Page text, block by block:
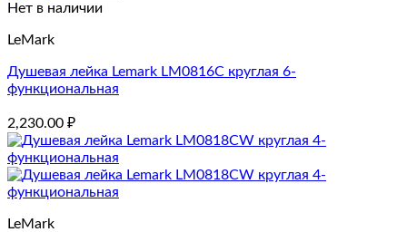
Нет в наличии
LeMark
Душевая лейка Lemark LM0816C круглая 6-
функциональная
2,230.00 ₽
LeMark